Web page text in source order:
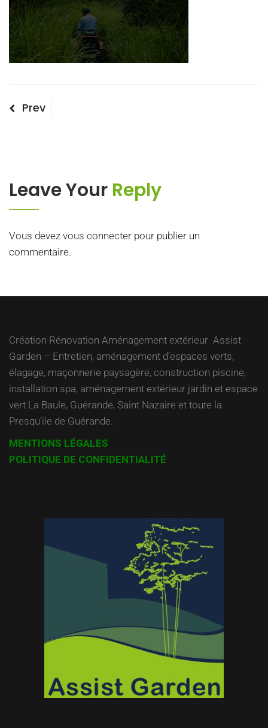
Navigation
Previous
Prev
Leave Your Reply
Vous devez vous connecter pour publier un
commentaire.
Création Rénovation Aménagement extérieur Assist
Garden – Entretien, aménagement d’espaces verts,
élagage, maçonnerie paysagère, construction piscine,
installation spa, aménagement extérieur jardin et espace
vert La Baule, Guérande, Saint Nazaire et toute la
Presqu’ile de Guérande.
MENTIONS LÉGALES
POLITIQUE DE CONFIDENTIALITÉ